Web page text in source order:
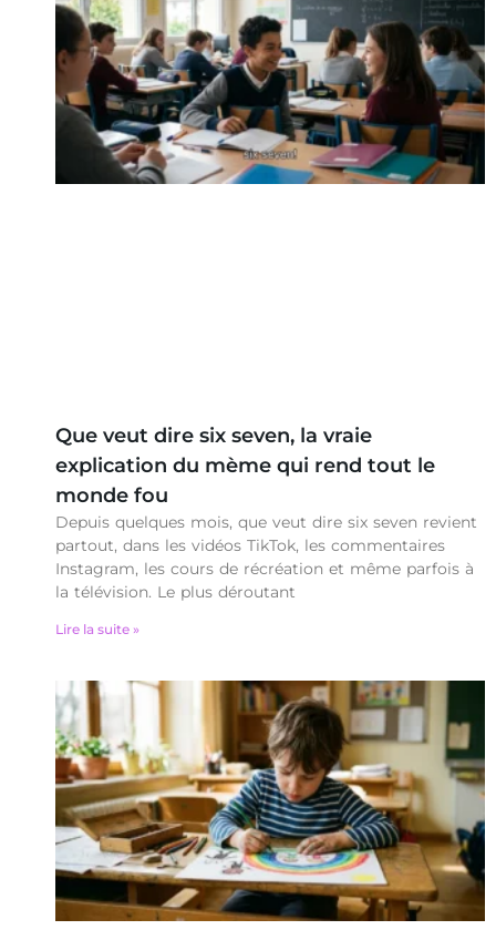
Que veut dire six seven, la vraie
explication du mème qui rend tout le
monde fou
Depuis quelques mois, que veut dire six seven revient
partout, dans les vidéos TikTok, les commentaires
Instagram, les cours de récréation et même parfois à
la télévision. Le plus déroutant
Lire la suite »